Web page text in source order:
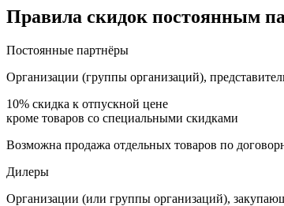
Правила скидок постоянным
Постоянные партнёры
Организации (группы организаций),
10% скидка к отпускной цене
кроме товаров со специальными скидками
Возможна продажа отдельных товаров по
Дилеры
Организации (или группы организаций),